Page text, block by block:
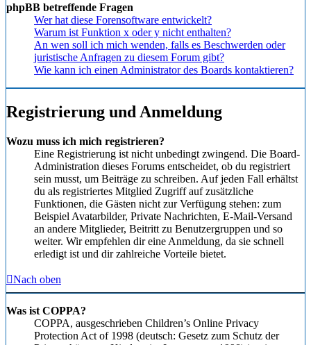
phpBB betreffende Fragen
Wer hat diese Forensoftware entwickelt?
Warum ist Funktion x oder y nicht enthalten?
An wen soll ich mich wenden, falls es Beschwerden oder
juristische Anfragen zu diesem Forum gibt?
Wie kann ich einen Administrator des Boards kontaktieren?
Registrierung und Anmeldung
Wozu muss ich mich registrieren?
Eine Registrierung ist nicht unbedingt zwingend. Die Board-
Administration dieses Forums entscheidet, ob du registriert
sein musst, um Beiträge zu schreiben. Auf jeden Fall erhältst
du als registriertes Mitglied Zugriff auf zusätzliche
Funktionen, die Gästen nicht zur Verfügung stehen: zum
Beispiel Avatarbilder, Private Nachrichten, E-Mail-Versand
an andere Mitglieder, Beitritt zu Benutzergruppen und so
weiter. Wir empfehlen dir eine Anmeldung, da sie schnell
erledigt ist und dir zahlreiche Vorteile bietet.
Nach oben
Was ist COPPA?
COPPA, ausgeschrieben Children’s Online Privacy
Protection Act of 1998 (deutsch: Gesetz zum Schutz der